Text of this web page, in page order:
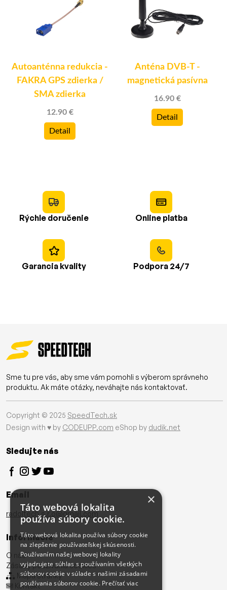
Autoanténna redukcia -
FAKRA GPS zdierka /
SMA zdierka
12.90 €
Detail
Anténa DVB-T -
magnetická pasívna
16.90 €
Detail
Rýchle doručenie Online platba
Garancia kvality Podpora 24/7
Sme tu pre vás, aby sme vám pomohli s výberom správneho
produktu. Ak máte otázky, neváhajte nás kontaktovať.
Copyright © 2025 SpeedTech.sk
Design with ♥ by CODEUPP.com eShop by dudik.net
Sledujte nás
Email
radoltech.s.r.o@gmail.com
Informácie
O nás
Zásady používania cookies
Mapa stránky
Kontakt
×
Táto webová lokalita
používa súbory cookie.
Táto webová lokalita používa súbory cookie
na zlepšenie používateľskej skúsenosti.
Používaním našej webovej lokality
vyjadrujete súhlas s používaním všetkých
súborov cookie v súlade s našimi zásadami
používania súborov cookie. Prečítať viac